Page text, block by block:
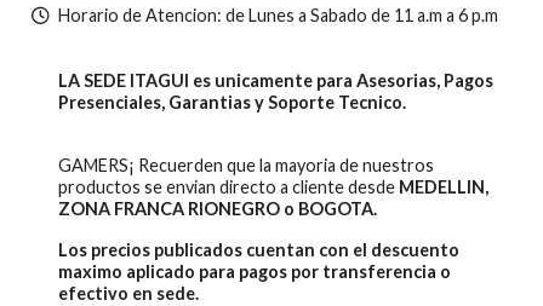
Horario de Atencion: de Lunes a Sabado de 11 a.m a 6 p.m
LA SEDE ITAGUI es unicamente para Asesorias, Pagos
Presenciales, Garantias y Soporte Tecnico.
GAMERS¡ Recuerden que la mayoria de nuestros
productos se envian directo a cliente desde MEDELLIN,
ZONA FRANCA RIONEGRO o BOGOTA.
Los precios publicados cuentan con el descuento
maximo aplicado para pagos por transferencia o
efectivo en sede.